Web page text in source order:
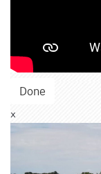
Done
x